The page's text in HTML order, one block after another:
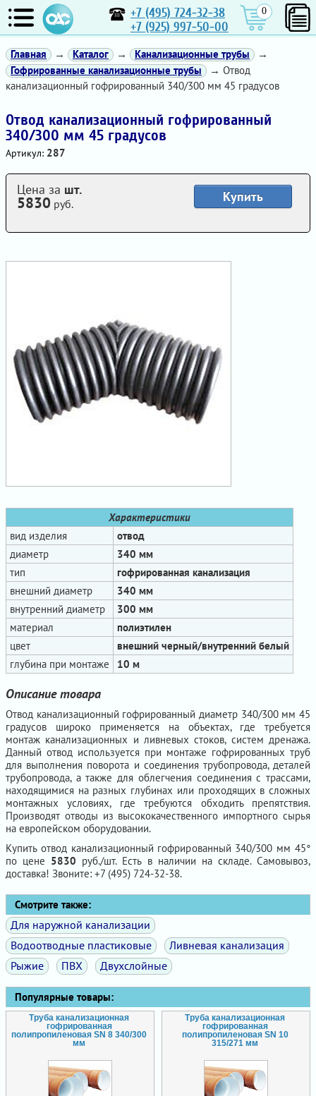
+7 (495) 724-32-38
+7 (925) 997-50-00
0
Главная → Каталог → Канализационные трубы
→
Гофрированные канализационные трубы
→ Отвод
канализационный гофрированный 340/300 мм 45 градусов
Отвод канализационный гофрированный
340/300 мм 45 градусов
Артикул: 287
Характеристики
вид изделия
отвод
диаметр
340 мм
тип
гофрированная канализация
внешний диаметр
340 мм
внутренний диаметр
300 мм
материал
полиэтилен
цвет
внешний черный/внутренний белый
глубина при монтаже
10 м
Купить
Цена за шт.
5830 руб.
Описание товара
Отвод канализационный гофрированный диаметр 340/300 мм 45
градусов широко применяется на объектах, где требуется
монтаж канализационных и ливневых стоков, систем дренажа.
Данный отвод используется при монтаже гофрированных труб
для выполнения поворота и соединения трубопровода, деталей
трубопровода, а также для облегчения соединения с трассами,
находящимися на разных глубинах или проходящих в сложных
монтажных условиях, где требуются обходить препятствия.
Производят отводы из высококачественного импортного сырья
на европейском оборудовании.
Купить отвод канализационный гофрированный 340/300 мм 45°
по цене 5830 руб./шт. Есть в наличии на складе. Самовывоз,
доставка! Звоните: +7 (495) 724-32-38.
Смотрите также:
Для наружной канализации
Водоотводные пластиковые
Ливневая канализация
Рыжие
ПВХ Двухслойные
Популярные товары:
Труба канализационная
гофрированная
полипропиленовая SN 8 340/300
мм
Труба канализационная
гофрированная
полипропиленовая SN 10
315/271 мм